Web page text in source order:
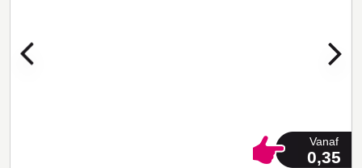
Vanaf
0,35